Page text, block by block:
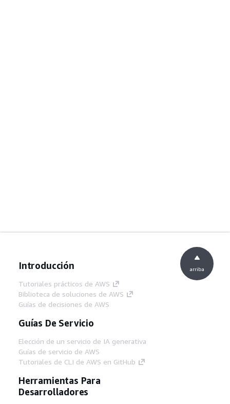
Introducción
Tutoriales prácticos de AWS
Biblioteca de soluciones de AWS
Guías de decisiones de AWS
Guías De Servicio
Elección de un servicio de IA generativa
Guías de servicio de AWS
Tutoriales de CLI de AWS en GitHub
Herramientas Para
Desarrolladores
arriba